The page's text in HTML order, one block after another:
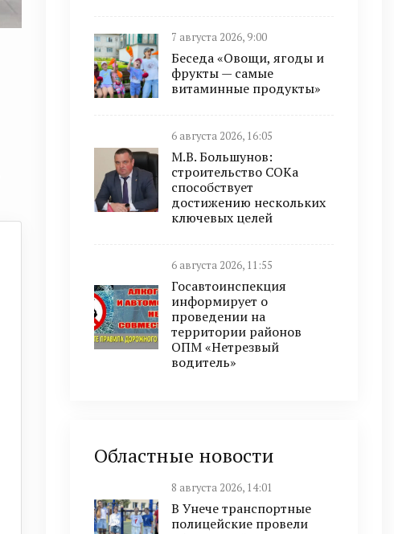
7 августа 2026, 9:00
Беседа «Овощи, ягоды и
фрукты — самые
витаминные продукты»
6 августа 2026, 16:05
М.В. Большунов:
строительство СОКа
способствует
достижению нескольких
ключевых целей
6 августа 2026, 11:55
Госавтоинспекция
информирует о
проведении на
территории районов
ОПМ «Нетрезвый
водитель»
Областные новости
8 августа 2026, 14:01
В Унече транспортные
полицейские провели